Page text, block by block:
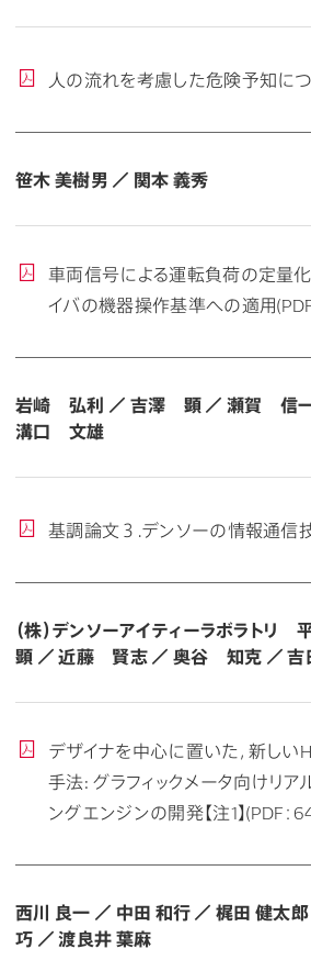
人の流れを考慮した危険予知に
笹木 美樹男 ／ 関本 義秀
車両信号による運転負荷の定量化
イバの機器操作基準への適用
岩崎 弘利 ／ 吉澤 顕 ／ 瀬賀 信
溝口 文雄
基調論文３.デンソーの情報通信
（株）デンソーアイティーラボラト
顕 ／ 近藤 賢志 ／ 奥谷 知克 ／
デザイナを中心に置いた，新しい
手法: グラフィックメータ向けリア
ングエンジンの開発【注1】(PDF：
西川 良一 ／ 中田 和行 ／ 梶田 健太
巧 ／ 渡良井 葉麻